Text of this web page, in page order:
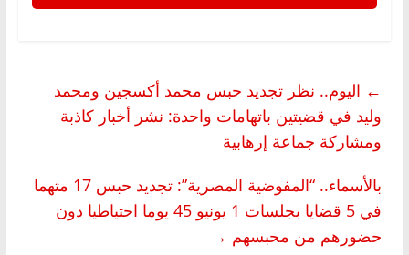
← اليوم.. نظر تجديد حبس محمد أكسجين ومحمد
وليد في قضيتين باتهامات واحدة: نشر أخبار كاذبة
ومشاركة جماعة إرهابية
بالأسماء.. “المفوضية المصرية”: تجديد حبس 17 متهما
في 5 قضايا بجلسات 1 يونيو 45 يوما احتياطيا دون
حضورهم من محبسهم →